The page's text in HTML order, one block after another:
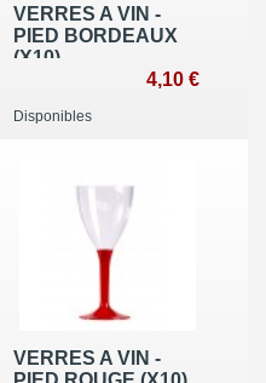
VERRES A VIN -
PIED BORDEAUX
(X10)
4,10 €
Disponibles
VERRES A VIN -